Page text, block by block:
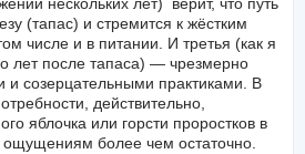
(тапас) и стремится к жёстким
числе и в питании. И третья (как я
лет после тапаса) — чрезмерно
и созерцательными практиками. В
действительно,
яблочка или горсти проростков в
более чем остаточно.